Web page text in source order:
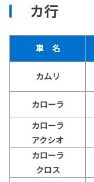
カ行
車 名
カムリ
カローラ
カローラ
アクシオ
カローラ
クロス